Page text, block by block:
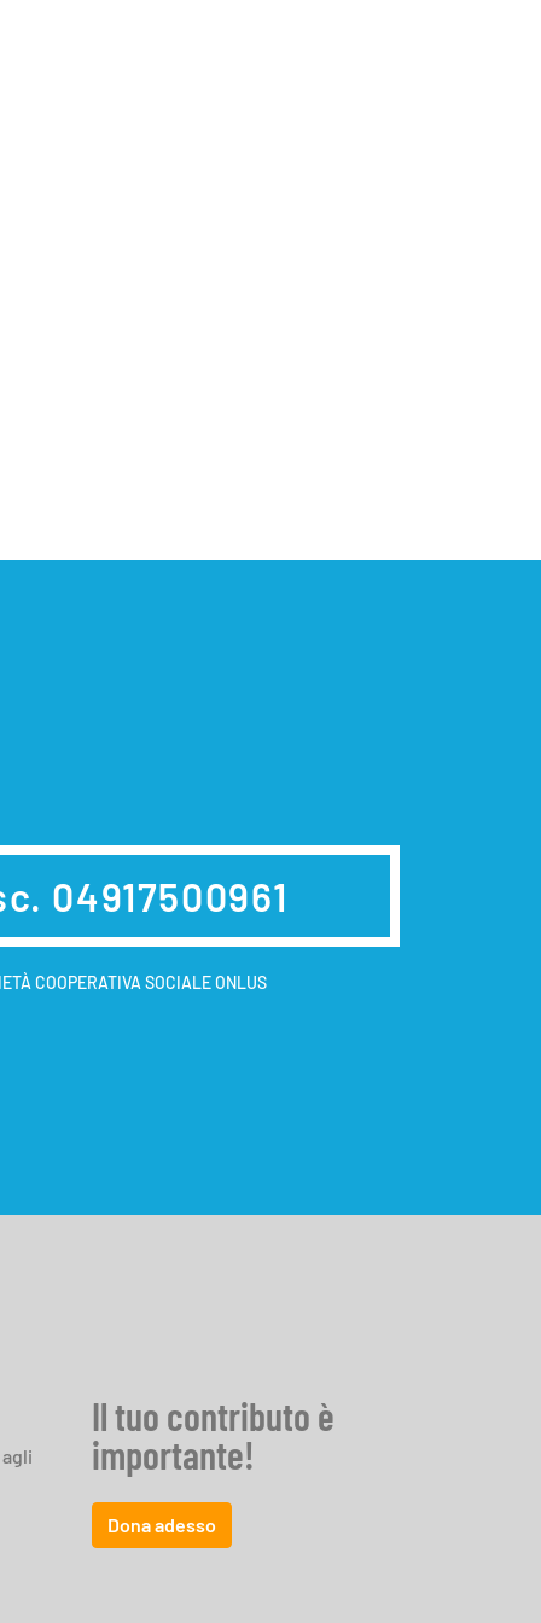
04917500961
COOPERATIVA SOCIALE ONLUS
Il tuo contributo è
importante!
Dona adesso